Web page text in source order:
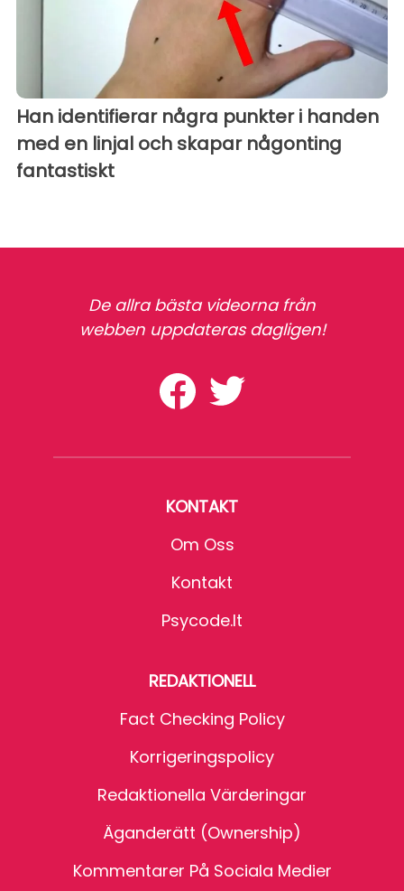
Han identifierar några punkter i handen
med en linjal och skapar någonting
fantastiskt
De allra bästa videorna från
webben uppdateras dagligen!
KONTAKT
Om Oss
Kontakt
Psycode.it
REDAKTIONELL
Fact Checking Policy
Korrigeringspolicy
Redaktionella Värderingar
Äganderätt (Ownership)
Kommentarer På Sociala Medier